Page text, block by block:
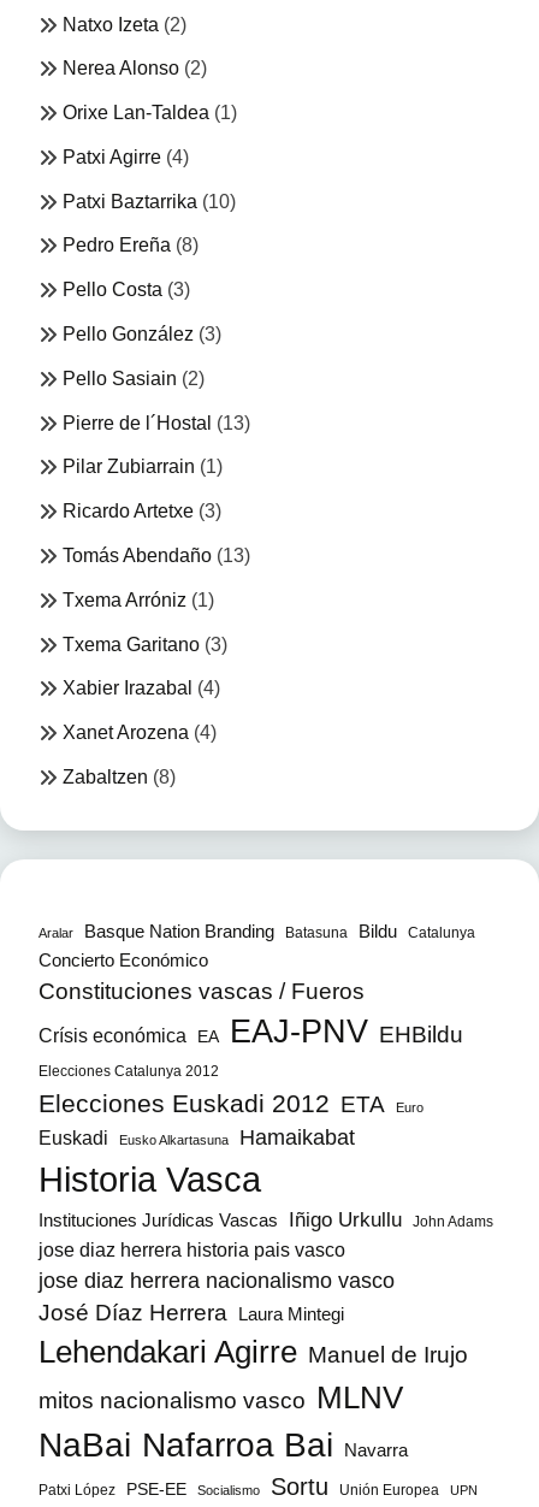
Natxo Izeta (2)
Nerea Alonso (2)
Orixe Lan-Taldea (1)
Patxi Agirre (4)
Patxi Baztarrika (10)
Pedro Ereña (8)
Pello Costa (3)
Pello González (3)
Pello Sasiain (2)
Pierre de l´Hostal (13)
Pilar Zubiarrain (1)
Ricardo Artetxe (3)
Tomás Abendaño (13)
Txema Arróniz (1)
Txema Garitano (3)
Xabier Irazabal (4)
Xanet Arozena (4)
Zabaltzen (8)
Aralar Basque Nation Branding Batasuna Bildu Catalunya
Concierto Económico
Constituciones vascas / Fueros
Crísis económica EA EAJ-PNV EHBildu
Elecciones Catalunya 2012
Elecciones Euskadi 2012 ETA Euro
Euskadi Eusko Alkartasuna Hamaikabat
Historia Vasca
Instituciones Jurídicas Vascas Iñigo Urkullu John Adams
jose diaz herrera historia pais vasco
jose diaz herrera nacionalismo vasco
José Díaz Herrera Laura Mintegi
Lehendakari Agirre Manuel de Irujo
mitos nacionalismo vasco MLNV
NaBai Nafarroa Bai Navarra
Patxi López PSE-EE Socialismo Sortu Unión Europea UPN